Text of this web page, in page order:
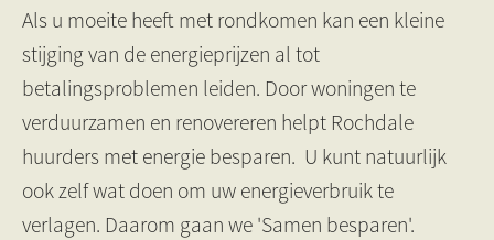
Als u moeite heeft met rondkomen kan een kleine
stijging van de energieprijzen al tot
betalingsproblemen leiden. Door woningen te
verduurzamen en renovereren helpt Rochdale
huurders met energie besparen. U kunt natuurlijk
ook zelf wat doen om uw energieverbruik te
verlagen. Daarom gaan we 'Samen besparen'.